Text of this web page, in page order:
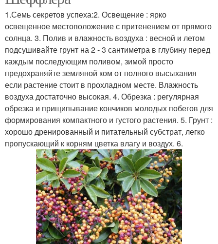
1.Семь секретов успеха:2. Освещение : ярко
освещенное местоположение с притенением от прямого
солнца. 3. Полив и влажность воздуха : весной и летом
подсушивайте грунт на 2 - 3 сантиметра в глубину перед
каждым последующим поливом, зимой просто
предохраняйте земляной ком от полного высыхания
если растение стоит в прохладном месте. Влажность
воздуха достаточно высокая. 4. Обрезка : регулярная
обрезка и прищипывание кончиков молодых побегов для
формирования компактного и густого растения. 5. Грунт :
хорошо дренированный и питательный субстрат, легко
пропускающий к корням цветка влагу и воздух. 6.